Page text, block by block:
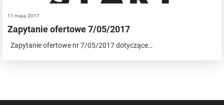
11 maja, 2017
Zapytanie ofertowe 7/05/2017
Zapytanie ofertowe nr 7/05/2017 dotyczące…